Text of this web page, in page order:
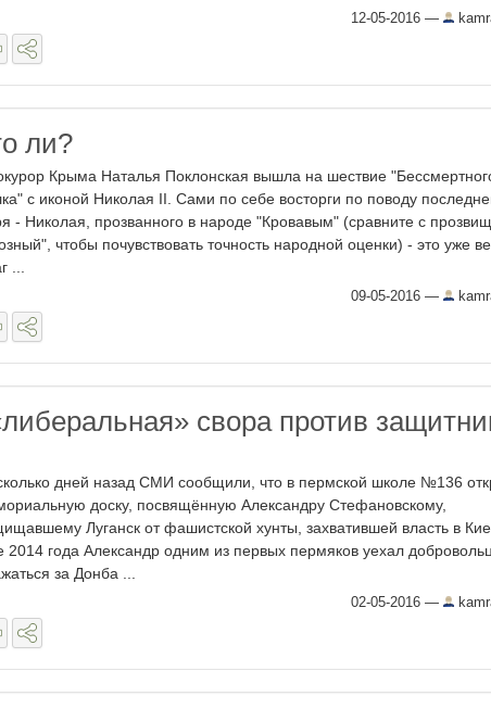
12-05-2016 —
ли?
Крыма Наталья Поклонская вышла на шествие
с иконой Николая II. Сами по себе восторги по поводу
- Николая, прозванного в народе "Кровавым" (сравните с
чтобы почувствовать точность народной оценки) - это уже
...
09-05-2016 —
свора против
дней назад СМИ сообщили, что в пермской школе №136
доску, посвящённую Александру Стефановскому,
Луганск от фашистской хунты, захватившей власть в
2014 года Александр одним из первых пермяков уехал
за Донба ...
02-05-2016 —